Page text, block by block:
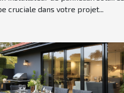
cruciale dans votre projet...